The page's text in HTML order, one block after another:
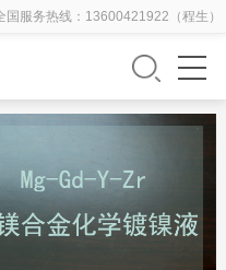
国 服务热线： 13600421922（程生）